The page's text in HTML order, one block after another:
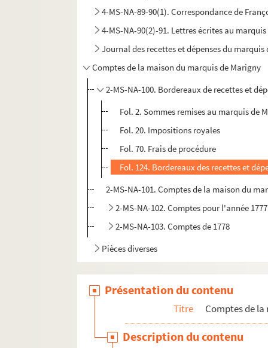
4-MS-NA-89-90(1). Correspondance de
4-MS-NA-90(2)-91. Lettres écrites au
Journal des recettes et dépenses du marquis
Comptes de la maison du marquis de Marigny
2-MS-NA-100. Bordereaux de recettes et
Fol. 2. Sommes remises au marquis de
Fol. 20. Impositions royales
Fol. 70. Frais de procédure
Fol. 124. Bordereaux des recettes et
2-MS-NA-101. Comptes de la maison du
2-MS-NA-102. Comptes pour l'année 1777
2-MS-NA-103. Comptes de 1778
Pièces diverses
Présentation du contenu
Titre Comptes de
Description du contenu